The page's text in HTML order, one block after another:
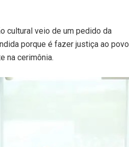
cultural veio de um pedido da
porque é fazer justiça ao povo
na cerimônia.